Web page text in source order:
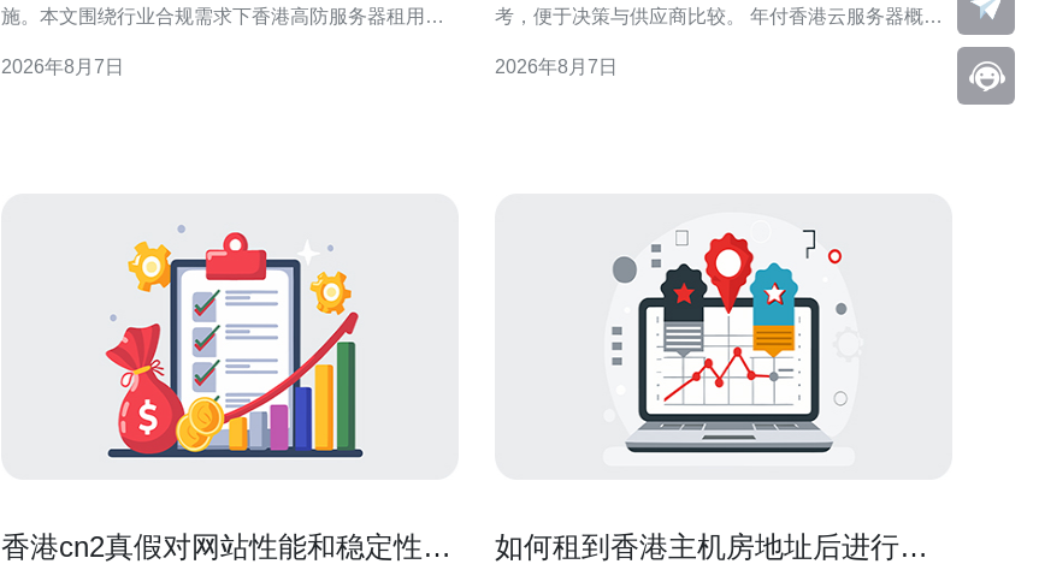
施。本文围绕行业合规需求下香港高防服务器租用的
流程给出实用方向，帮助机构在满足监管的同时提升
2026年8月7日
考，便于决策与供应商比较。 年付香港云服务器概述
合稳定长期业务。选择年付香港云服务器前，应明确
2026年8月7日
香港cn2真假对网站性能和稳定性的
如何租到香港主机房地址后进行负